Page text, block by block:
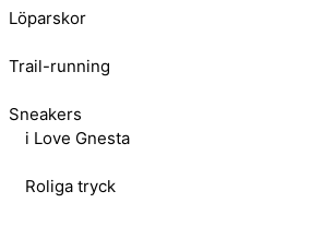
Löparskor
Trail-running
Sneakers
i Love Gnesta
Roliga tryck